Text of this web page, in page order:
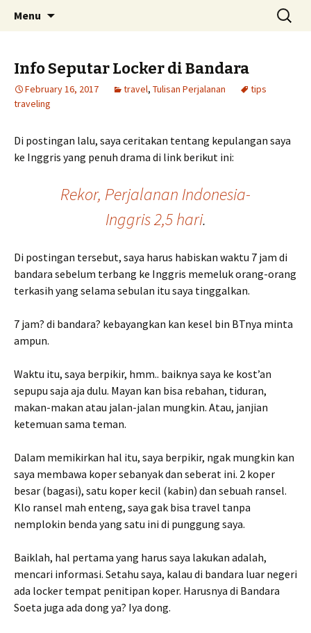
Menu
Search
for:
Info Seputar Locker di Bandara
February 16, 2017 travel, Tulisan Perjalanan
tips
traveling
Di postingan lalu, saya ceritakan tentang kepulangan saya
ke Inggris yang penuh drama di link berikut ini:
Rekor, Perjalanan Indonesia-
Inggris 2,5 hari.
Di postingan tersebut, saya harus habiskan waktu 7 jam di
bandara sebelum terbang ke Inggris memeluk orang-orang
terkasih yang selama sebulan itu saya tinggalkan.
7 jam? di bandara? kebayangkan kan kesel bin BTnya minta
ampun.
Waktu itu, saya berpikir, hmm.. baiknya saya ke kost’an
sepupu saja aja dulu. Mayan kan bisa rebahan, tiduran,
makan-makan atau jalan-jalan mungkin. Atau, janjian
ketemuan sama teman.
Dalam memikirkan hal itu, saya berpikir, ngak mungkin kan
saya membawa koper sebanyak dan seberat ini. 2 koper
besar (bagasi), satu koper kecil (kabin) dan sebuah ransel.
Klo ransel mah enteng, saya gak bisa travel tanpa
nemplokin benda yang satu ini di punggung saya.
Baiklah, hal pertama yang harus saya lakukan adalah,
mencari informasi. Setahu saya, kalau di bandara luar negeri
ada locker tempat penitipan koper. Harusnya di Bandara
Soeta juga ada dong ya? Iya dong.